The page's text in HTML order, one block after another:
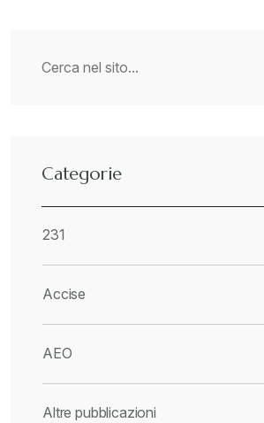
Categorie
231
Accise
AEO
Altre pubblicazioni